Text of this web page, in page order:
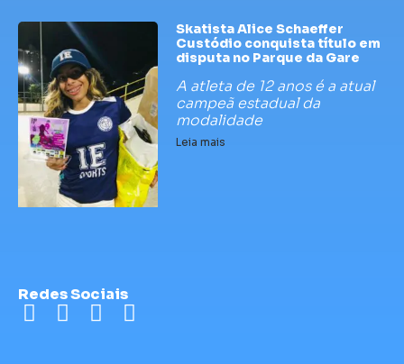
Skatista Alice Schaeffer
Custódio conquista título em
disputa no Parque da Gare
A atleta de 12 anos é a atual
campeã estadual da
modalidade
Leia mais
Redes Sociais